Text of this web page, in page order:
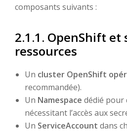
composants suivants :
2.1.1. OpenShift et
ressources
Un cluster OpenShift
recommandée).
Un Namespace dédié pour
nécessitant l’accès aux
Un ServiceAccount dans